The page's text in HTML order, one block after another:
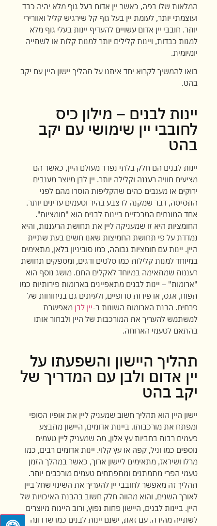
המלאות שלו בפה, כאשר יין אדום בעל גוף מלא יהיה כבד
ועוצמתי יותר, לעומת יין בעל גוף קל שירגיש קליל ואוורירי
יותר. חובבי יין אדום עשויים להעדיף יינות בעלי גוף מלא
למנות כבדות, ויינות קלילים יותר למנות קלות או לשתייה
יומיומית.
בואו להמשיך לקרוא יחד איתנו על תהליך יישון היין עם יקב
בהט.
יינות לבנים – מילון כיס
לחובבי יין שימושי עם יקב
בהט
יינות לבנים הם חלק בלתי נפרד מעולם היין, כאשר הם
מציעים חוויה רעננה וקלילה יותר. יין לבן מיוצר מענבים
ירוקים או מענבים כהים שהקליפות הוסרו מהם לפני
התסיסה, דבר שמקנה לו צבע בהיר וטעמים עדינים יותר.
אחד המונחים המרכזיים ביינות לבנים הוא "חומציות".
החומציות היא זו שמעניקה ליין את תחושת הרעננות, והיא
נמדדת על פי תחושת החמיצות שאנו חשים בעת שתיית
היין. יינות עם חומציות גבוהה, כמו סוביניון בלאן, מתאימים
במיוחד למנות קלילות כמו סלטים ודגים, ומספקים תחושת
רעננות שמתאימה במיוחד לאקלים החם. מושג נוסף הוא
"ארומות" – יינות לבנים מתאפיינים בארומות פירותיות כמו
תפוח, אגס, או פירות טרופיים, ולעיתים גם בניחוחות של
פרחים. הבנת הארומות השונות ב-יין לבן מאפשרת
למשתמש להעריך את המורכבות של היין ולבחור אותו
בהתאם לטעמי הארוחה.
תהליך היישון והשפעתו על
יין אדום ולבן עם המדריך של
יקב בהט
יישון היין הוא תהליך חשוב שמעניק ליין את אופיו הסופי
ומפתח את מורכבותו. ביינות אדומים, היישון מתבצע
פעמים רבות בחביות עץ אלון, מה שמעניק ליין טעמים
נוספים כמו וניל, קפה או עץ קלוי. יינות אדומים רבים, כמו
מרלו ושיראז, מתאימים ליישון ארוך, כאשר במהלך הזמן
טעמי הפרי מתמתנים ומתפתחים טעמים מורכבים יותר.
תהליך זה מאפשר לחובבי יין להעריך את השינוי שחל ביין
לאורך השנים, והוא מהווה חלק חשוב בהבנת האיכויות של
היין. ביינות לבנים, היישון פחות נפוץ, ורוב היינות מיוצרים
לשתייה מהירה. עם זאת, ישנם יינות לבנים כמו שרדונה